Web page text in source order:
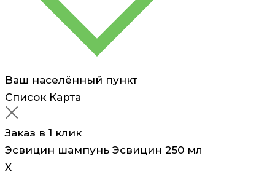
Ваш населённый пункт
Список Карта
Заказ в 1 клик
Эсвицин шампунь Эсвицин 250 мл
X